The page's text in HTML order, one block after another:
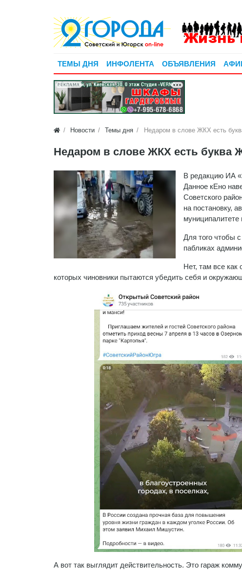
ТЕМЫ ДНЯ ИНФОЛЕНТА ОБЪЯВЛЕНИЯ
РЕКЛАМА
Новости Темы дня Недаром в слове ЖКХ есть
Недаром в слове ЖКХ есть буква
В редакцию ИА
Данное кЕно
Советского
на постановку,
муниципалитете
Для того чтобы
пабликах
Нет, там все как
которых чиновники пытаются убедить себя и
А вот так выглядит действительность. Это гараж